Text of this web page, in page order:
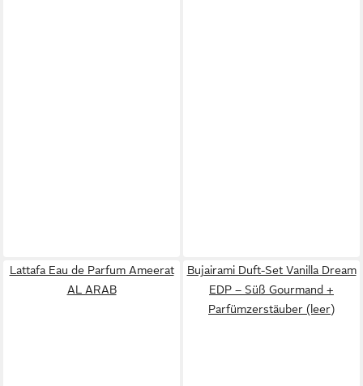
Lattafa Eau de Parfum Ameerat
AL ARAB
Bujairami Duft-Set Vanilla Dream
EDP – Süß Gourmand +
Parfümzerstäuber (leer)